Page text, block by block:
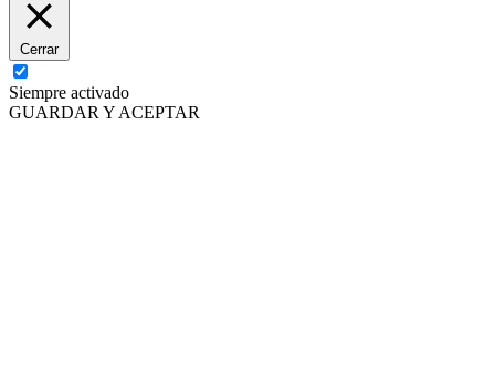
Cerrar
Siempre activado
GUARDAR Y ACEPTAR